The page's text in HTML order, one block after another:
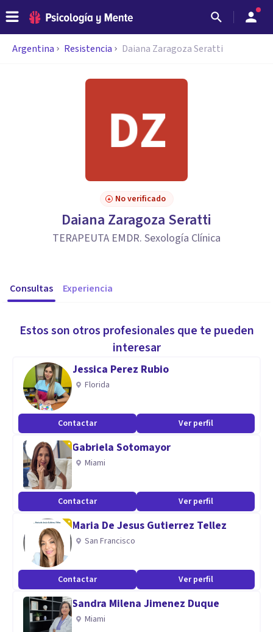
Argentina Resistencia Daiana Zaragoza Seratti
No verificado
Daiana Zaragoza Seratti
TERAPEUTA EMDR. Sexología Clínica
Consultas Experiencia
Estos son otros profesionales que te pueden
interesar
Jessica Perez Rubio
Florida
Contactar Ver perfil
Gabriela Sotomayor
Miami
Contactar Ver perfil
Maria De Jesus Gutierrez Tellez
San Francisco
Contactar Ver perfil
Sandra Milena Jimenez Duque
Miami